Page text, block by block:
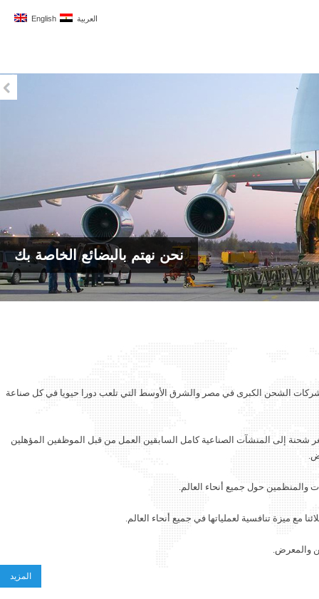
English العربية
نحن نهتم بالبضائع الخاصة بك
شركات الشحن الكبرى في مصر والشرق الأوسط التي تلعب دورا حيويا في كل صناعة
شحنة إلى المنشآت الصناعية كامل السابقين العمل من قبل الموظفين المؤهلين
والمنظمين حول جميع أنحاء العالم.
مع ميزة تنافسية لعملياتها في جميع أنحاء العالم.
والمعرض.
المزيد